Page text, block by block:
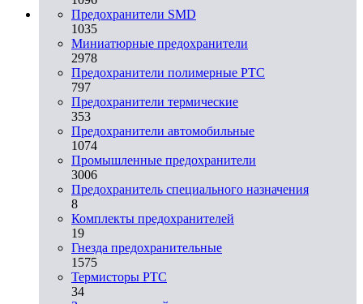
Предохранители SMD
1035
Миниатюрные предохранители
2978
Предохранители полимерные PTC
797
Предохранители термические
353
Предохранители автомобильные
1074
Промышленные предохранители
3006
Предохранитель специального назначения
8
Комплекты предохранителей
19
Гнезда предохранительные
1575
Термисторы PTC
34